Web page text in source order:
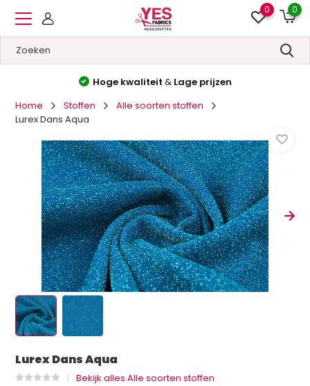
0 0
Hoge kwaliteit & Lage prijzen
Home
Stoffen
Alle soorten stoffen
Lurex Dans Aqua
Lurex Dans Aqua
Bekijk alles Alle soorten stoffen